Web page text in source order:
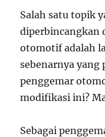
Salah satu topik
diperbincangkan
otomotif adalah
sebenarnya yang
penggemar
modifikasi ini?
Sebagai